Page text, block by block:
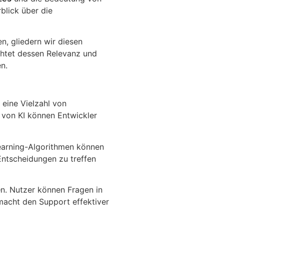
über die
gliedern wir diesen
dessen Relevanz und
Vielzahl von
KI können Entwickler
Algorithmen können
zu treffen
Nutzer können Fragen in
den Support effektiver